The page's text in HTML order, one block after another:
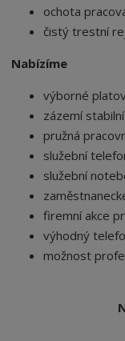
ochota
čistý trestní
Nabízíme
výborné
zázemí
pružná
služební
služební
firemní akce
výhodný
možnost